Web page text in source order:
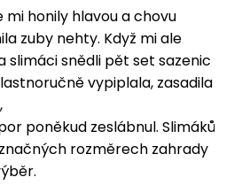
mi honily hlavou a chovu
zuby nehty. Když mi ale
slimáci snědli pět set sazenic
vypiplala, zasadila
poněkud zeslábnul. Slimáků
rozměrech zahrady